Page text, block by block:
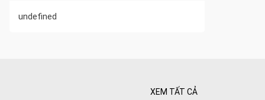
undefined
XEM TẤT CẢ